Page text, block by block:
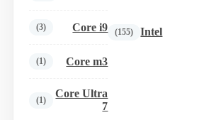
Intel
(155)
Core i9
(3)
Core m3
(1)
Core Ultra
7
(1)